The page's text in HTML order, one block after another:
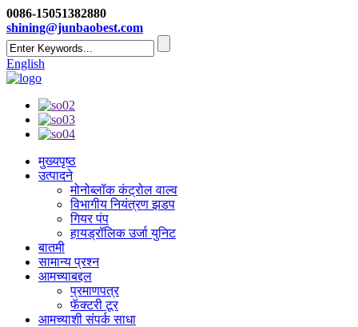
0086-15051382880
shining@junbaobest.com
English
मुख्यपृष्ठ
उत्पादने
मोनोब्लॉक कंट्रोल वाल्व
विभागीय नियंत्रण झडप
गियर पंप
हायड्रॉलिक उर्जा युनिट
बातमी
सामान्य प्रश्न
आमच्याबद्दल
प्रमाणपत्र
फॅक्टरी टूर
आमच्याशी संपर्क साधा